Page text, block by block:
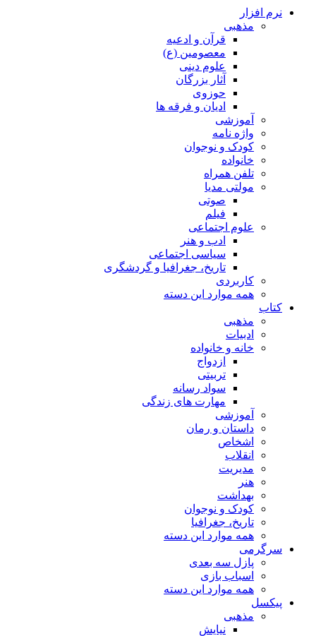
نرم افزار
مذهبی
قرآن و ادعیه
معصومین (ع)
علوم دینی
آثار بزرگان
حوزوی
ادیان و فرقه ها
آموزشی
واژه نامه
کودک و نوجوان
خانواده
تلفن همراه
مولتی مدیا
صوتی
فیلم
علوم اجتماعی
ادب و هنر
سیاسی اجتماعی
تاریخ، جغرافیا و گردشگری
کاربردی
همه موارد این دسته
کتاب
مذهبی
ادبیات
خانه و خانواده
ازدواج
تربیتی
سواد رسانه
مهارت های زندگی
آموزشی
داستان و رمان
اشخاص
انقلاب
مدیریت
هنر
بهداشت
کودک و نوجوان
تاریخ، جغرافیا
همه موارد این دسته
سرگرمی
پازل سه بعدی
اسباب بازی
همه موارد این دسته
پیکسل
مذهبی
نیایش